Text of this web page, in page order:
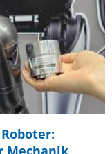
Mechanik